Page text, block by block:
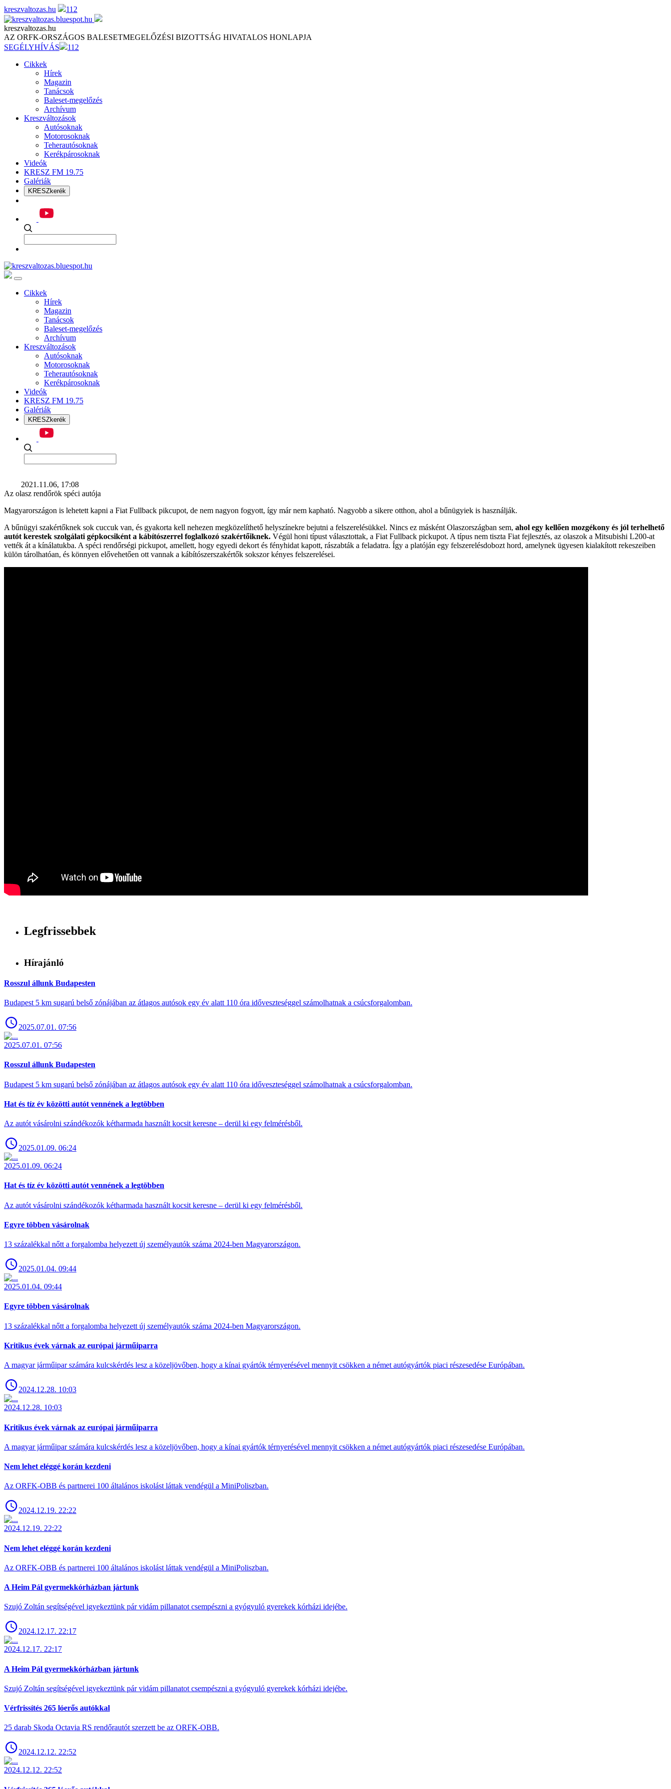
Skip
to
content
kreszvaltozas.hu 112
kreszvaltozas.hu
AZ ORFK-ORSZÁGOS BALESETMEGELŐZÉSI BIZOTTSÁG HIVATALOS HONLAPJA
SEGÉLYHÍVÁS
112
Cikkek
Hírek
Magazin
Tanácsok
Baleset-megelőzés
Archívum
Kreszváltozások
Autósoknak
Motorosoknak
Teherautósoknak
Kerékpárosoknak
Videók
KRESZ FM 19.75
Galériák
KRESZkerék
Cikkek
Hírek
Magazin
Tanácsok
Baleset-megelőzés
Archívum
Kreszváltozások
Autósoknak
Motorosoknak
Teherautósoknak
Kerékpárosoknak
Videók
KRESZ FM 19.75
Galériák
KRESZkerék
2021.11.06, 17:08
Az olasz rendőrök spéci autója
Magyarországon is lehetett kapni a Fiat Fullback pikcupot, de nem nagyon fogyott, így már nem kapható. Nagyobb a sikere otthon, ahol a bűnügyiek is használják.
A bűnügyi szakértőknek sok cuccuk van, és gyakorta kell nehezen megközelíthető helyszínekre bejutni a felszerelésükkel. Nincs ez másként Olaszországban sem, ahol egy kellően mozgékony és jól terhelhető
autót kerestek szolgálati gépkocsiként a kábítószerrel foglalkozó szakértőiknek. Végül honi típust választottak, a Fiat Fullback pickupot. A típus nem tiszta Fiat fejlesztés, az olaszok a Mitsubishi L200-at
vették át a kínálatukba. A spéci rendőrségi pickupot, amellett, hogy egyedi dekort és fényhidat kapott, rászabták a feladatra. Így a platóján egy felszerelésdobozt hord, amelynek ügyesen kialakított rekeszeiben
külön tárolhatóan, és könnyen elővehetően ott vannak a kábítószerszakértők sokszor kényes felszerelései.
Legfrissebbek
Hírajánló
Rosszul állunk Budapesten
Budapest 5 km sugarú belső zónájában az átlagos autósok egy év alatt 110 óra időveszteséggel számolhatnak a csúcsforgalomban.
2025.07.01. 07:56
2025.07.01. 07:56
Rosszul állunk Budapesten
Budapest 5 km sugarú belső zónájában az átlagos autósok egy év alatt 110 óra időveszteséggel számolhatnak a csúcsforgalomban.
Hat és tíz év közötti autót vennének a legtöbben
Az autót vásárolni szándékozók kétharmada használt kocsit keresne – derül ki egy felmérésből.
2025.01.09. 06:24
2025.01.09. 06:24
Hat és tíz év közötti autót vennének a legtöbben
Az autót vásárolni szándékozók kétharmada használt kocsit keresne – derül ki egy felmérésből.
Egyre többen vásárolnak
13 százalékkal nőtt a forgalomba helyezett új személyautók száma 2024-ben Magyarországon.
2025.01.04. 09:44
2025.01.04. 09:44
Egyre többen vásárolnak
13 százalékkal nőtt a forgalomba helyezett új személyautók száma 2024-ben Magyarországon.
Kritikus évek várnak az európai járműiparra
A magyar járműipar számára kulcskérdés lesz a közeljövőben, hogy a kínai gyártók térnyerésével mennyit csökken a német autógyártók piaci részesedése Európában.
2024.12.28. 10:03
2024.12.28. 10:03
Kritikus évek várnak az európai járműiparra
A magyar járműipar számára kulcskérdés lesz a közeljövőben, hogy a kínai gyártók térnyerésével mennyit csökken a német autógyártók piaci részesedése Európában.
Nem lehet eléggé korán kezdeni
Az ORFK-OBB és partnerei 100 általános iskolást láttak vendégül a MiniPoliszban.
2024.12.19. 22:22
2024.12.19. 22:22
Nem lehet eléggé korán kezdeni
Az ORFK-OBB és partnerei 100 általános iskolást láttak vendégül a MiniPoliszban.
A Heim Pál gyermekkórházban jártunk
Szujó Zoltán segítségével igyekeztünk pár vidám pillanatot csempészni a gyógyuló gyerekek kórházi idejébe.
2024.12.17. 22:17
2024.12.17. 22:17
A Heim Pál gyermekkórházban jártunk
Szujó Zoltán segítségével igyekeztünk pár vidám pillanatot csempészni a gyógyuló gyerekek kórházi idejébe.
Vérfrissítés 265 lóerős autókkal
25 darab Skoda Octavia RS rendőrautót szerzett be az ORFK-OBB.
2024.12.12. 22:52
2024.12.12. 22:52